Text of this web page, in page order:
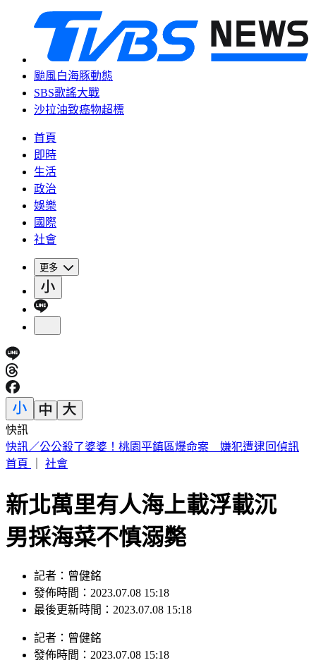
颱風白海豚動態
SBS歌謠大戰
沙拉油致癌物超標
首頁
即時
生活
政治
娛樂
國際
社會
更多
快訊
泰校園槍擊槍手「疑似國三生」 包包全是子彈
首頁
社會
新北萬里有人海上載浮載沉
男採海菜不慎溺斃
記者：曾健銘
發佈時間：2023.07.08 15:18
最後更新時間：2023.07.08 15:18
記者 ： 曾健銘
發佈時間： 2023.07.08 15:18